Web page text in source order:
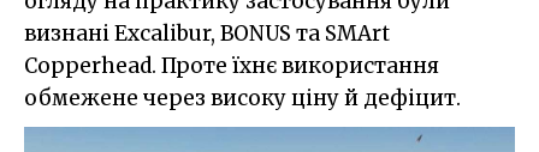
визнані Excalibur, BONUS та SMArt
Copperhead. Проте їхнє використання
обмежене через високу ціну й дефіцит.